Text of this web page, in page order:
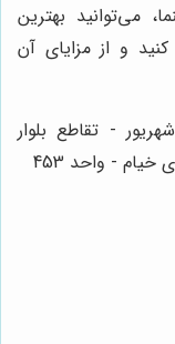
می‌توانید بهترین
و از مزایای آن
آدرس : تهران - شاد آباد - خیابان 17 شهریور - تقاطع بلوار
- واحد 453